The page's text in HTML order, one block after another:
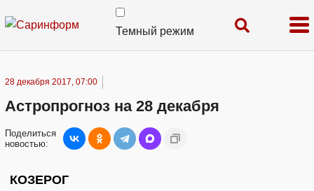
Темный режим
28 декабря 2017, 07:00
Астропрогноз на 28 декабря
Поделиться
новостью:
КОЗЕРОГ